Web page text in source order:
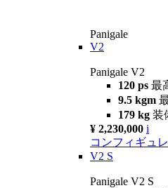
Panigale
V2
Panigale V2
120 ps 最
9.5 kgm
179 kg 装
¥ 2,230,000 i
コンフィギュ
V2 S
Panigale V2 S